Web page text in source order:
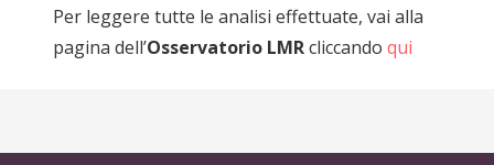
Per leggere tutte le analisi effettuate, vai alla
pagina dell’Osservatorio LMRcliccando qui